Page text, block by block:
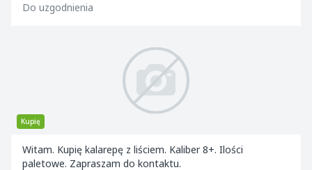
Do uzgodnienia
Kupię
Witam. Kupię kalarepę z liściem. Kaliber 8+. Ilości
paletowe. Zapraszam do kontaktu.